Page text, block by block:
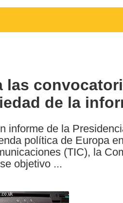
las
de la
informe de la
política de Europa
(TIC), la
objetivo ...